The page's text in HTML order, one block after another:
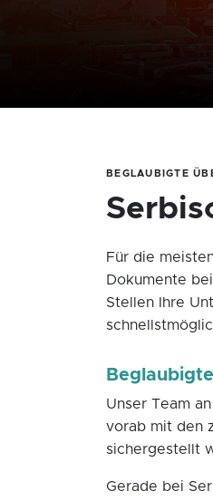
BEGLAUBIGTE
Für die
Dokumente
Stellen Ihre
Unser Team
vorab mit den
sichergestellt
Gerade bei